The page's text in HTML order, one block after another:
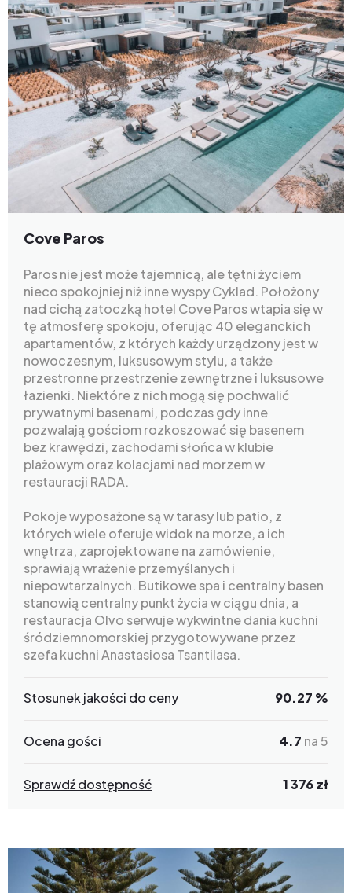
Cove Paros
Paros nie jest może tajemnicą, ale tętni życiem
nieco spokojniej niż inne wyspy Cyklad. Położony
nad cichą zatoczką hotel Cove Paros wtapia się w
tę atmosferę spokoju, oferując 40 eleganckich
apartamentów, z których każdy urządzony jest w
nowoczesnym, luksusowym stylu, a także
przestronne przestrzenie zewnętrzne i luksusowe
łazienki. Niektóre z nich mogą się pochwalić
prywatnymi basenami, podczas gdy inne
pozwalają gościom rozkoszować się basenem
bez krawędzi, zachodami słońca w klubie
plażowym oraz kolacjami nad morzem w
restauracji RADA.
Pokoje wyposażone są w tarasy lub patio, z
których wiele oferuje widok na morze, a ich
wnętrza, zaprojektowane na zamówienie,
sprawiają wrażenie przemyślanych i
niepowtarzalnych. Butikowe spa i centralny basen
stanowią centralny punkt życia w ciągu dnia, a
restauracja Olvo serwuje wykwintne dania kuchni
śródziemnomorskiej przygotowywane przez
szefa kuchni Anastasiosa Tsantilasa.
Stosunek jakości do ceny 90.27 %
Ocena gości 4.7 na 5
Sprawdź dostępność 1 376 zł